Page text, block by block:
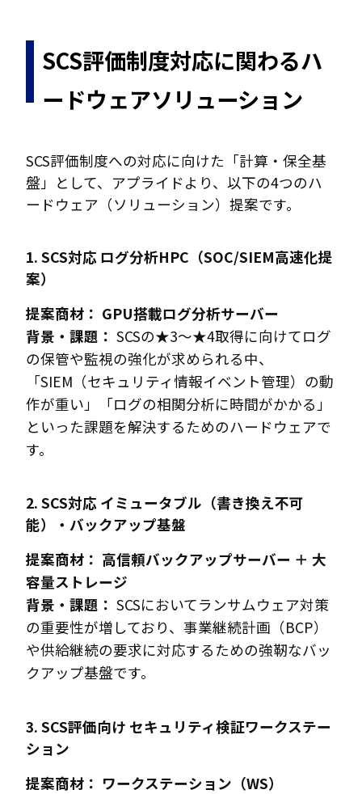
SCS評価制度対応に関わるハ
ードウェアソリューション
SCS評価制度への対応に向けた「計算・保全基
盤」として、アプライドより、以下の4つのハ
ードウェア（ソリューション）提案です。
1. SCS対応 ログ分析HPC（SOC/SIEM高速化提
案）
提案商材： GPU搭載ログ分析サーバー
背景・課題： SCSの★3〜★4取得に向けてログ
の保管や監視の強化が求められる中、
「SIEM（セキュリティ情報イベント管理）の動
作が重い」「ログの相関分析に時間がかかる」
といった課題を解決するためのハードウェアで
す。
2. SCS対応 イミュータブル（書き換え不可
能）・バックアップ基盤
提案商材： 高信頼バックアップサーバー ＋ 大
容量ストレージ
背景・課題： SCSにおいてランサムウェア対策
の重要性が増しており、事業継続計画（BCP）
や供給継続の要求に対応するための強靭なバッ
クアップ基盤です。
3. SCS評価向け セキュリティ検証ワークステー
ション
提案商材： ワークステーション（WS）